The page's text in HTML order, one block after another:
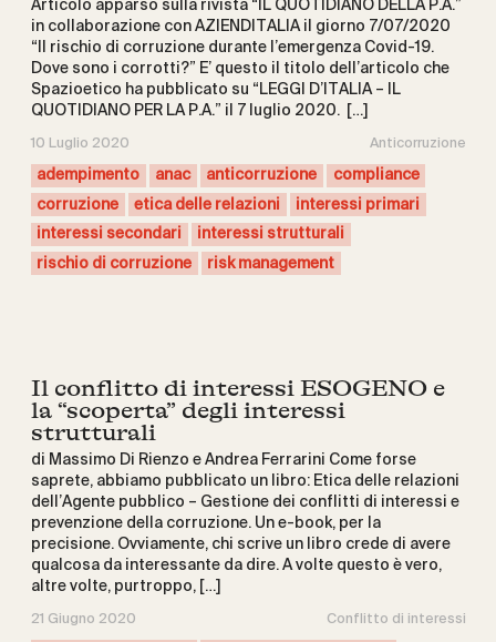
Articolo apparso sulla rivista “IL QUOTIDIANO DELLA P.A.”
in collaborazione con AZIENDITALIA il giorno 7/07/2020
“Il rischio di corruzione durante l’emergenza Covid-19.
Dove sono i corrotti?” E’ questo il titolo dell’articolo che
Spazioetico ha pubblicato su “LEGGI D’ITALIA – IL
QUOTIDIANO PER LA P.A.” il 7 luglio 2020. […]
10 Luglio 2020 Anticorruzione
adempimento anac anticorruzione
compliance
corruzione
etica delle relazioni
interessi primari
interessi secondari
interessi strutturali
rischio di corruzione
risk management
Il conflitto di interessi ESOGENO e
la “scoperta” degli interessi
strutturali
di Massimo Di Rienzo e Andrea Ferrarini Come forse
saprete, abbiamo pubblicato un libro: Etica delle relazioni
dell’Agente pubblico – Gestione dei conflitti di interessi e
prevenzione della corruzione. Un e-book, per la
precisione. Ovviamente, chi scrive un libro crede di avere
qualcosa da interessante da dire. A volte questo è vero,
altre volte, purtroppo, […]
21 Giugno 2020 Conflitto di interessi